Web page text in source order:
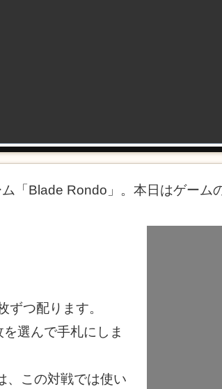
「Blade Rondo」。本日はゲーム
ずつ配ります。
選んで手札にしま
この対戦では使い